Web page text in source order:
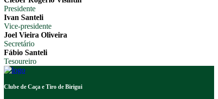
Presidente
Ivan Santeli
Vice-presidente
Joel Vieira Oliveira
Secretário
Fábio Santeli
Tesoureiro
Clube de Caça e Tiro de Birigui